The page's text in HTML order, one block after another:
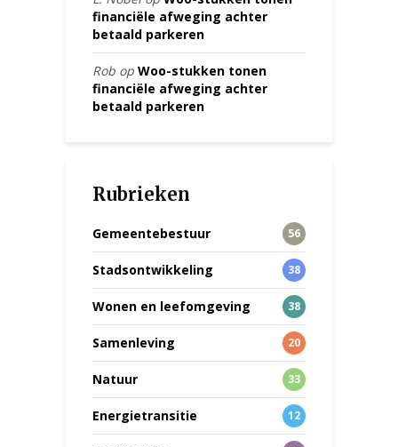
financiële afweging achter
betaald parkeren
Rob op Woo-stukken tonen
financiële afweging achter
betaald parkeren
Rubrieken
Gemeentebestuur 56
Stadsontwikkeling 38
Wonen en leefomgeving 38
Samenleving 20
Natuur 33
Energietransitie 12